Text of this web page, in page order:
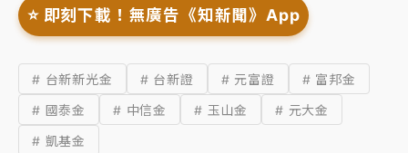
⭐️ 即刻下載！無廣告《知新聞》App
# 台新新光金 # 台新證 # 元富證
# 富邦金
# 國泰金
# 中信金 # 玉山金
# 元大金
# 凱基金